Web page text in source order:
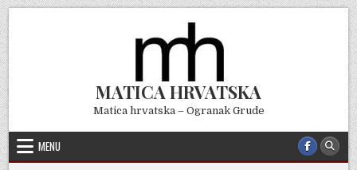
Skip
to
content
MATICA HRVATSKA
Matica hrvatska – Ogranak Grude
MENU